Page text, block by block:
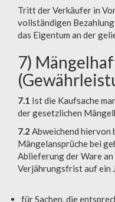
Tritt der Verkäufer in
vollständigen
das Eigentum an der
7)
7.1 Ist die Kaufsache
der gesetzlichen
7.2 Abweichend
Mängelansprüche bei
Ablieferung der Ware
Verjährungsfrist auf ein
für Sachen, die